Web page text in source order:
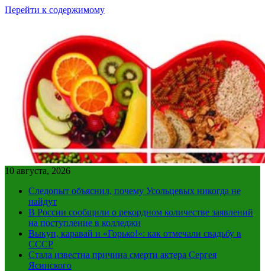
Перейти к содержимому
10 августа, 2026
Следопыт объяснил, почему Усольцевых никогда не
найдут
В России сообщили о рекордном количестве заявлений
на поступление в колледжи
Выкуп, каравай и «Горько!»: как отмечали свадьбу в
СССР
Стала известна причина смерти актера Сергея
Ясинского